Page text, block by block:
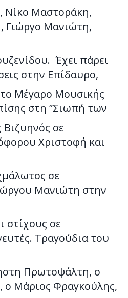
Νίκο Μαστοράκη,
Γιώργο Μανιώτη,
Έχει πάρει
στην Επίδαυρο,
Μέγαρο Μουσικής
στη ”Σιωπή των
σε
Χριστοφή και
σε
Μανιώτη στην
στίχους σε
Τραγούδια του
Πρωτοψάλτη, ο
ο Μάριος Φραγκούλης,